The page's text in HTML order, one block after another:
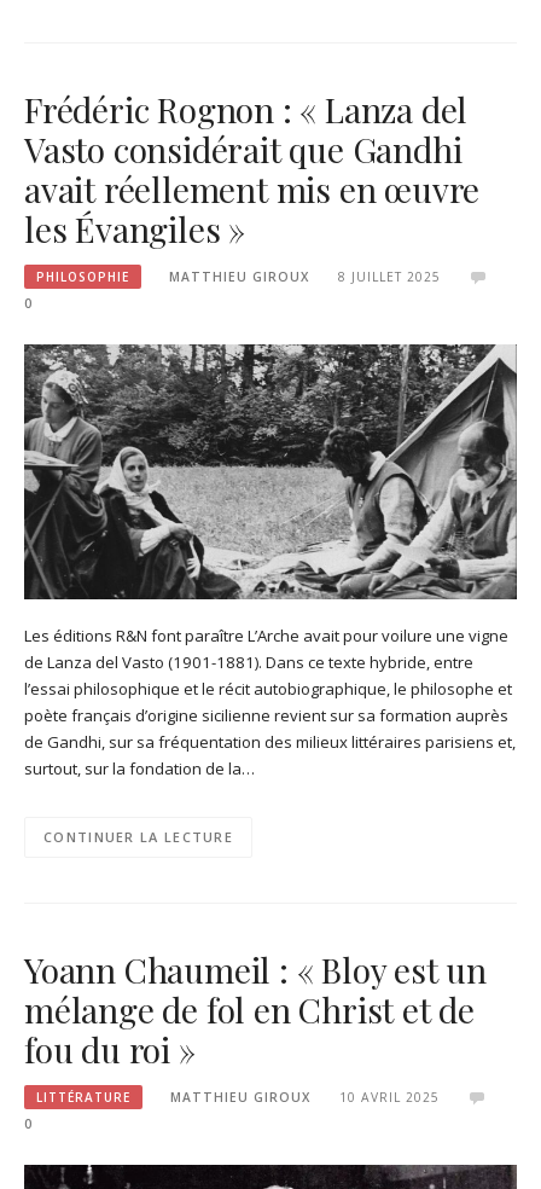
Frédéric Rognon : « Lanza del
Vasto considérait que Gandhi
avait réellement mis en œuvre
les Évangiles »
PHILOSOPHIE MATTHIEU GIROUX
8 JUILLET 2025
0
Les éditions R&N font paraître L’Arche avait pour voilure une vigne
de Lanza del Vasto (1901-1881). Dans ce texte hybride, entre
l’essai philosophique et le récit autobiographique, le philosophe et
poète français d’origine sicilienne revient sur sa formation auprès
de Gandhi, sur sa fréquentation des milieux littéraires parisiens et,
surtout, sur la fondation de la…
CONTINUER LA LECTURE
Yoann Chaumeil : « Bloy est un
mélange de fol en Christ et de
fou du roi »
LITTÉRATURE MATTHIEU GIROUX
10 AVRIL 2025
0